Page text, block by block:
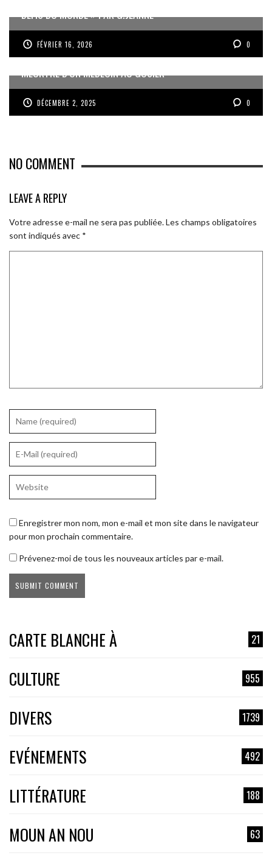
DÉFIS DU MONDE » PAR G.JEANNE
FÉVRIER 16, 2026 0
MEURTRE D’UN MÉDECIN AU GOSIER
DÉCEMBRE 2, 2025 0
NO COMMENT
LEAVE A REPLY
Votre adresse e-mail ne sera pas publiée.Les champs obligatoires
sont indiqués avec *
Enregistrer mon nom, mon e-mail et mon site dans le navigateur
pour mon prochain commentaire.
Prévenez-moi de tous les nouveaux articles par e-mail.
CARTE BLANCHE À 21
CULTURE 955
DIVERS 1739
EVÉNEMENTS 492
LITTÉRATURE 188
MOUN AN NOU 63